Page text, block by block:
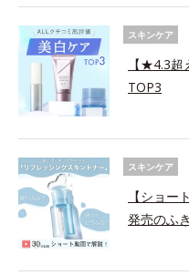
スキンケア
【★4.3
TOP3
スキンケア
【ショ
発売のふ